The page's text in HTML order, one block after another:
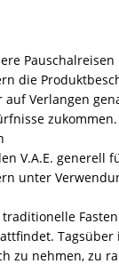
die
auf Verlangen
zukommen.
V.A.E.
unter
zu nehmen, zu